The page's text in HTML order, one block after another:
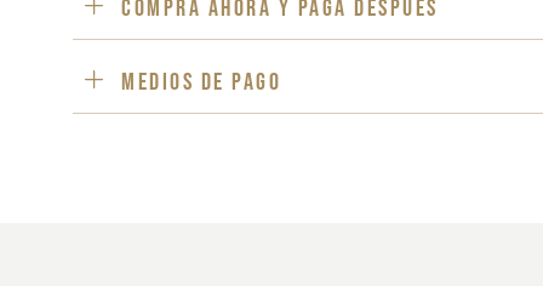
Compra ahora y paga despues
Medios de pago